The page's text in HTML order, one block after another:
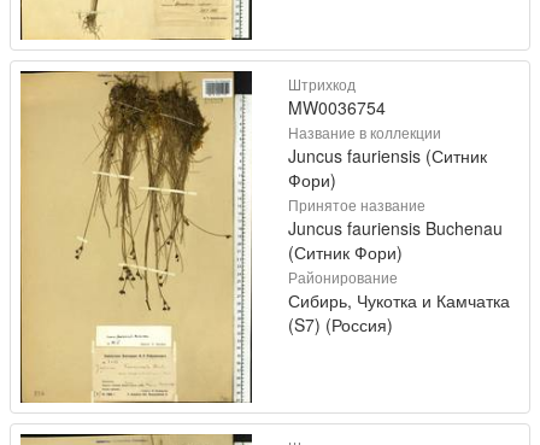
Штрихкод
MW0036754
Название в коллекции
Juncus fauriensis (Ситник
Фори)
Принятое название
Juncus fauriensis Buchenau
(Ситник Фори)
Районирование
Сибирь, Чукотка и Камчатка
(S7) (Россия)